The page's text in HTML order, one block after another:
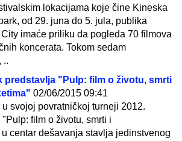
lokacijama koje čine Kineska
od 29. juna do 5. jula, publika
imaće priliku da pogleda 70 filmova
koncerata. Tokom sedam
..
predstavlja "Pulp: film o životu, smrti
02/06/2015 09:41
svojoj povratničkoj turneji 2012.
film o životu, smrti i
centar dešavanja stavlja jedinstvenog